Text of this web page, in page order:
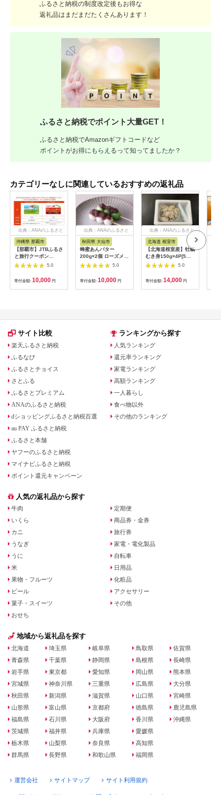
ふるさと納税の制度改定後もお得な
返礼品はまだまだたくさんあります！
ふるさと納税でポイント大量GET！
ふるさと納税でAmazonギフトコードなど
ポイントがお得にもらえるって知ってましたか？
カテゴリーなしに関連しているおすすめの返礼品
出典：ANAのふるさと
沖縄県 那覇市
【那覇市】JTBふるさ
と旅行クーポン
（3,000円分）有効期
間3年（Eメール発
行）｜旅行 トラベル
予約 国内旅行 JTB 宿
泊 観光 体験 旅行券
人気 おすすめ 旅行ク
ン ネット予約 電話 有
5.0
寄付金額: 10,000 円
出典：ANAのふるさと
秋田県 大仙市
蜂蜜あんバター
200g×2個 ローズメイ
[あんバター はちみ
つ 発酵バター あん
こ 水あめ不使用 秋
田県 大仙市]
5.0
寄付金額: 10,000 円
出典：ANAのふるさと
納税
北海道 根室市
【北海道根室産】牡蠣
むき身150g×4P[5月
下旬以降発送] A-
5.0
寄付金額: 14,000 円
サイト比較
楽天ふるさと納税
ふるなび
ふるさとチョイス
さとふる
ふるさとプレミアム
ANAのふるさと納税
dショッピングふるさと納税百選
au PAY ふるさと納税
ふるさと本舗
ヤフーのふるさと納税
マイナビふるさと納税
ポイント還元キャンペーン
ランキングから探す
人気ランキング
還元率ランキング
家電ランキング
高額ランキング
一人暮らし
食べ物以外
その他のランキング
人気の返礼品から探す
牛肉
いくら
カニ
うなぎ
うに
米
果物・フルーツ
ビール
菓子・スイーツ
おせち
定期便
商品券・金券
旅行券
家電・電化製品
自転車
日用品
化粧品
アクセサリー
その他
地域から返礼品を探す
北海道
青森県
岩手県
宮城県
秋田県
山形県
福島県
茨城県
栃木県
群馬県
埼玉県
千葉県
東京都
神奈川県
新潟県
富山県
石川県
福井県
山梨県
長野県
岐阜県
静岡県
愛知県
三重県
滋賀県
京都府
大阪府
兵庫県
奈良県
和歌山県
鳥取県
島根県
岡山県
広島県
山口県
徳島県
香川県
愛媛県
高知県
福岡県
佐賀県
長崎県
熊本県
大分県
宮崎県
鹿児島県
沖縄県
運営会社 サイトマップ サイト利用規約